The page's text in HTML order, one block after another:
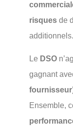
risques de
additionnels.
Le DSO
gagnant
fournisseur
Ensemble,